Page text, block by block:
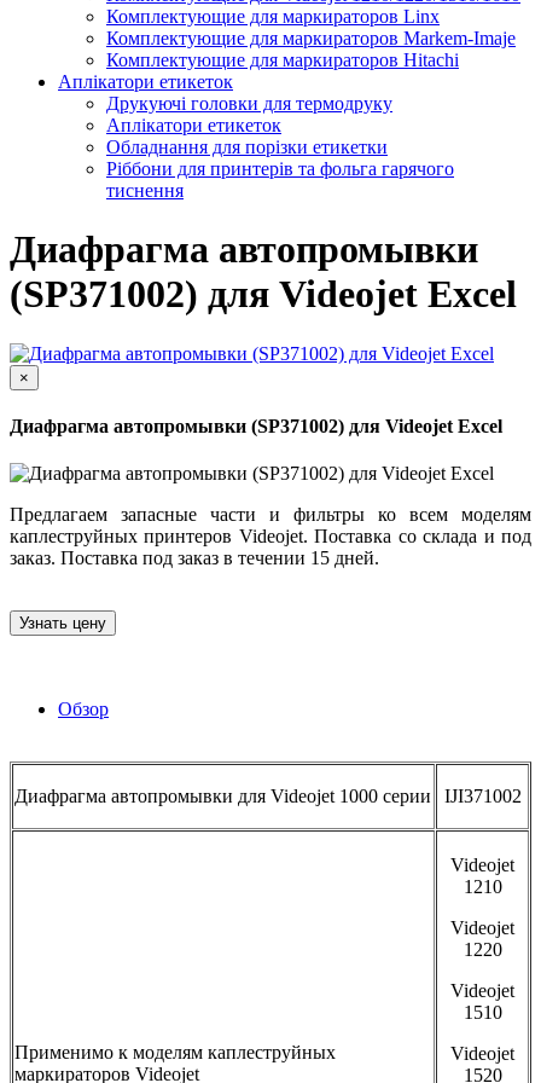
Комплектующие для маркираторов Linx
Комплектующие для маркираторов Markem-Imaje
Комплектующие для маркираторов Hitachi
Аплікатори етикеток
Друкуючі головки для термодруку
Аплікатори етикеток
Обладнання для порізки етикетки
Ріббони для принтерів та фольга гарячого
тиснення
Диафрагма автопромывки
(SP371002) для Videojet Excel
×
Диафрагма автопромывки (SP371002) для Videojet Excel
Предлагаем запасные части и фильтры ко всем моделям
каплеструйных принтеров Videojet. Поставка со склада и под
заказ. Поставка под заказ в течении 15 дней.
Узнать цену
Обзор
Диафрагма автопромывки для Videojet 1000 серии IJI371002
Применимо к моделям каплеструйных
маркираторов Videojet
Videojet
1210
Videojet
1220
Videojet
1510
Videojet
1520